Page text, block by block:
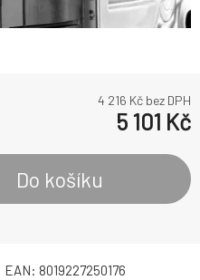
4 216 Kč bez DPH
5 101 Kč
Do košíku
EAN: 8019227250176